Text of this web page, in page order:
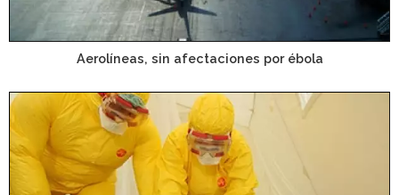
Aerolíneas, sin afectaciones por ébola